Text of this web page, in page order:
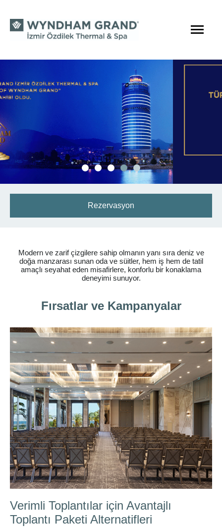
Rezervasyon
Modern ve zarif çizgilere sahip olmanın yanı sıra deniz ve
doğa manzarası sunan oda ve süitler, hem iş hem de tatil
amaçlı seyahat eden misafirlere, konforlu bir konaklama
deneyimi sunuyor.
Fırsatlar ve Kampanyalar
Bisikletle Bölgenin Güzelliklerini
Keşfedin